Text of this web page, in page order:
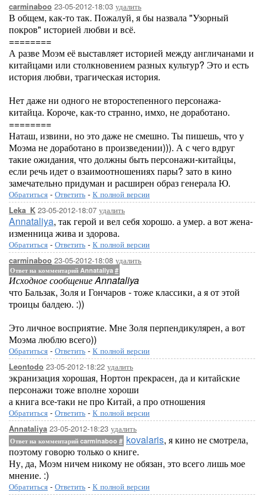
carminaboo 23-05-2012-18:03 удалить
В общем, как-то так. Пожалуй, я бы назвала "Узорный
покров" историей любви и всё.
========
А разве Моэм её выставляет историей между англичанами и
китайцами или столкновением разных культур? Это и есть
история любви, трагическая история.
Нет даже ни одного не второстепенного персонажа-
китайца. Короче, как-то странно, имхо, не доработано.
========
Наташ, извини, но это даже не смешно. Ты пишешь, что у
Моэма не доработано в произведении))). А с чего вдруг
такие ожидания, что должны быть персонажи-китайцы,
если речь идет о взаимоотношениях пары? зато в кино
замечательно придуман и расширен образ генерала Ю.
Обратиться - Ответить - К полной версии
Leka_K 23-05-2012-18:07 удалить
Annataliya, так герой и вел себя хорошо. а умер. а вот жена-
изменница жива и здорова.
Обратиться - Ответить - К полной версии
carminaboo 23-05-2012-18:08 удалить
Ответ на комментарий Annataliya #
Исходное сообщение Annataliya
что Бальзак, Золя и Гончаров - тоже классики, а я от этой
троицы балдею. :))
Это личное восприятие. Мне Золя перпендикулярен, а вот
Моэма люблю всего))
Обратиться - Ответить - К полной версии
Leontodo 23-05-2012-18:22 удалить
экранизация хорошая, Нортон прекрасен, да и китайские
персонажи тоже вполне хороши
а книга все-таки не про Китай, а про отношения
Обратиться - Ответить - К полной версии
Annataliya 23-05-2012-18:23 удалить
Ответ на комментарий carminaboo # kovalaris, я кино не смотрела,
поэтому говорю только о книге.
Ну, да, Моэм ничем никому не обязан, это всего лишь мое
мнение. :)
Обратиться - Ответить - К полной версии